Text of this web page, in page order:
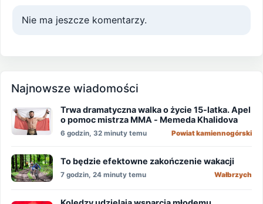
Nie ma jeszcze komentarzy.
Najnowsze wiadomości
Trwa dramatyczna walka o życie 15-latka. Apel
o pomoc mistrza MMA - Memeda Khalidova
6 godzin, 32 minuty temu Powiat kamiennogórski
To będzie efektowne zakończenie wakacji
7 godzin, 24 minuty temu Wałbrzych